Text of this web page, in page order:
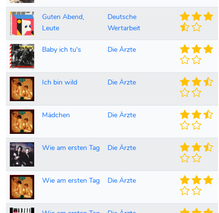
Guten Abend,
Leute
Deutsche
Wertarbeit
Baby ich tu's Die Ärzte
Ich bin wild Die Ärzte
Mädchen Die Ärzte
Wie am ersten Tag Die Ärzte
Wie am ersten Tag Die Ärzte